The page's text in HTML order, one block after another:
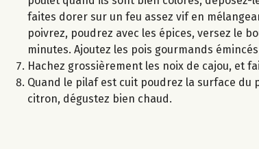
faites dorer sur un feu assez vif en
poivrez, poudrez avec les épices, versez le
minutes. Ajoutez les pois gourmands
Hachez grossièrement les noix de cajou, et
Quand le pilaf est cuit poudrez la surface du
citron, dégustez bien chaud.